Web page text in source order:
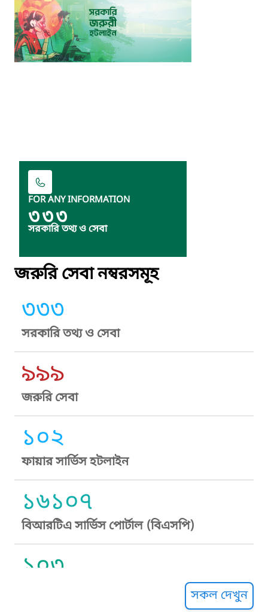
FOR ANY INFORMATION
৩৩৩
সরকারি তথ্য ও সেবা
জরুরি সেবা নম্বরসমূহ
৩৩৩
সরকারি তথ্য ও সেবা
৯৯৯
জরুরি সেবা
১০২
ফায়ার সার্ভিস হটলাইন
১৬১০৭
বিআরটিএ সার্ভিস পোর্টাল (বিএসপি)
১০৩
সকল দেখুন